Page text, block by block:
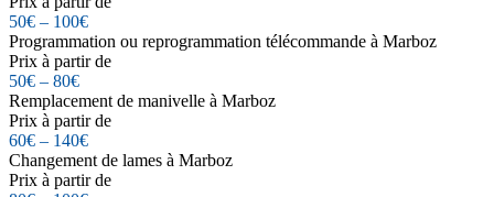
50€ – 100€
Programmation ou reprogrammation télécommande à Marboz
Prix à partir de
50€ – 80€
Remplacement de manivelle à Marboz
Prix à partir de
60€ – 140€
Changement de lames à Marboz
Prix à partir de